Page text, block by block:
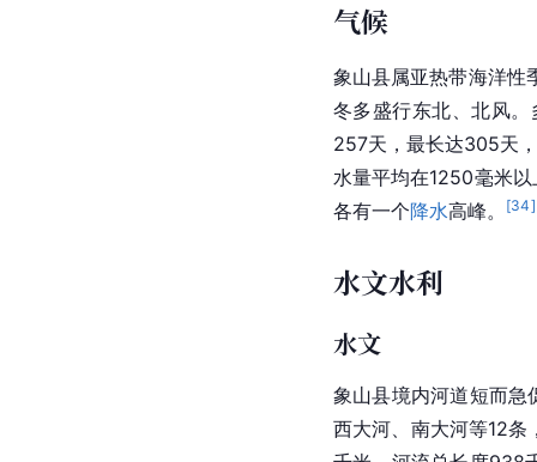
气候
象山县属亚热带海洋性
冬多盛行东北、北风
257天，最长达305天
水量平均在1250毫米
各有一个降水高峰。 [34]
水文水利
水文
象山县境内河道短而急
西大河、南大河等12